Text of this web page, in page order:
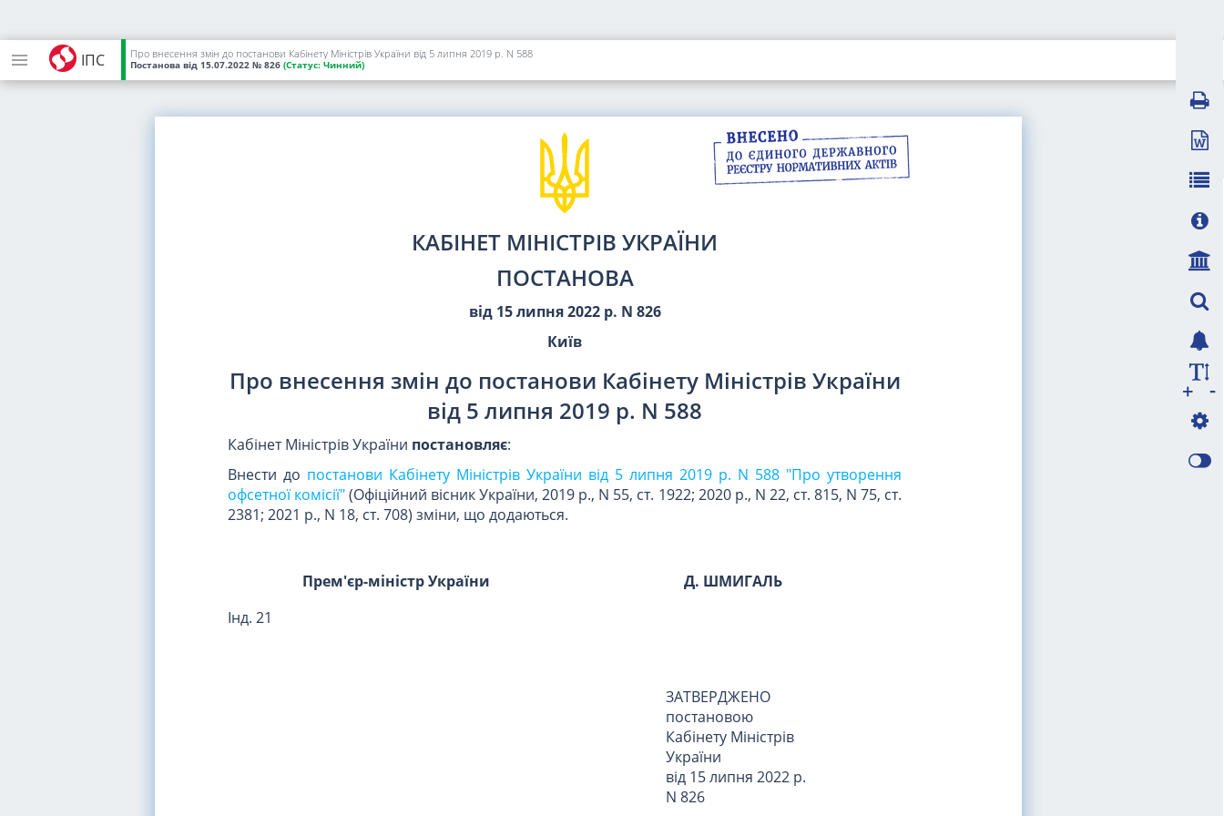
ІПС Про внесення змін до постанови Кабінету Міністрів України від 5 липня 2019 р. N 588
Постанова від 15.07.2022 № 826 (Статус: Чинний)
КАБІНЕТ МІНІСТРІВ УКРАЇНИ
ПОСТАНОВА
від 15 липня 2022 р. N 826
Київ
Про внесення змін до постанови Кабінету Міністрів України
від 5 липня 2019 р. N 588
Кабінет Міністрів України постановляє:
Внести до постанови Кабінету Міністрів України від 5 липня 2019 р. N 588 "Про утворення
офсетної комісії"(Офіційний вісник України, 2019 р., N 55, ст. 1922; 2020 р., N 22, ст. 815, N 75, ст.
2381; 2021 р., N 18, ст. 708) зміни, що додаються.
Прем'єр-міністр України
Д. ШМИГАЛЬ
Інд. 21
ЗАТВЕРДЖЕНО
постановою
Кабінету Міністрів
України
від 15 липня 2022 р.
N 826
-
+